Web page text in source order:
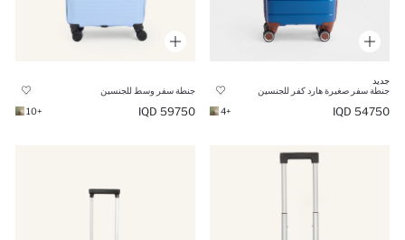
جديد
جنطة سفر صغيرة هارد كفر للجنسين
54750 IQD
+4
جنطة سفر وسط للجنسين
59750 IQD
+10